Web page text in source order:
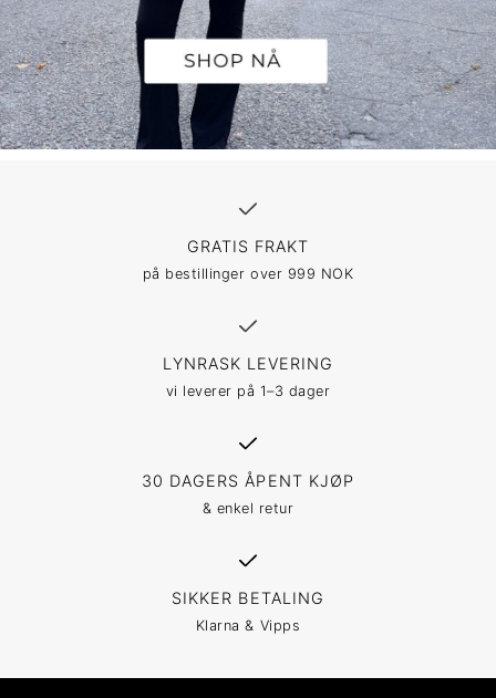
GRATIS FRAKT
på bestillinger over 999 NOK
LYNRASK LEVERING
vi leverer på 1–3 dager
30 DAGERS ÅPENT KJØP
& enkel retur
SIKKER BETALING
Klarna & Vipps